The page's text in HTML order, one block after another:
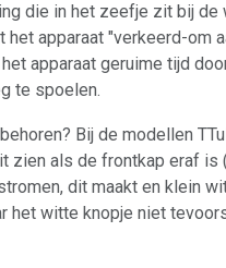
die in het zeefje zit bij de
apparaat "verkeerd-om
apparaat geruime tijd
te spoelen.
Bij de modellen
zien als de frontkap eraf
dit maakt en klein
het witte knopje niet